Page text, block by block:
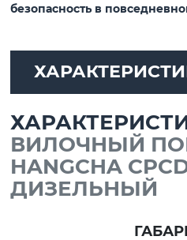
безопасность в
ВИЛОЧНЫЙ
HANGCHA
ДИЗЕЛЬНЫЙ